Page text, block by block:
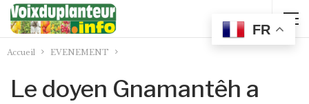
Accueil EVENEMENT
Le doyen Gnamantêh a
FR